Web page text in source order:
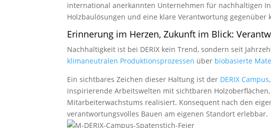
international anerkannten Unternehmen für nachhaltigen
Holzbaulösungen und eine klare Verantwortung gegenüber
Erinnerung im Herzen, Zukunft im Blick:
Nachhaltigkeit ist bei DERIX kein Trend, sondern seit
klimaneutralen Produktionsprozessen über biobasierte
Ein sichtbares Zeichen dieser Haltung ist der DERIX Campus
inspirierende Arbeitswelten mit sichtbaren
Mitarbeiterwachstums realisiert. Konsequent nach den
verantwortungsvolles Bauen am eigenen Standort erlebbar.